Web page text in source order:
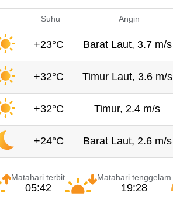
Suhu Angin
+23°C Barat Laut, 3.7 m/s
+32°C Timur Laut, 3.6 m/s
+32°C Timur, 2.4 m/s
+24°C Barat Laut, 2.6 m/s
Matahari terbit
05:42
Matahari tenggelam
19:28